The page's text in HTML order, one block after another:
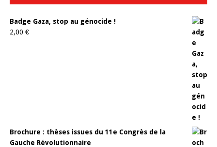
Badge Gaza, stop au génocide !
2,00 €
Brochure : thèses issues du 11e Congrès de la
Gauche Révolutionnaire